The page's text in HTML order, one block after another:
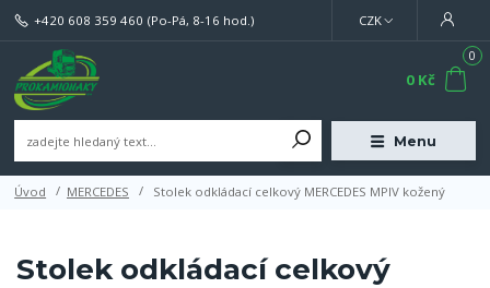
Menu
CZK
+420 608 359 460 (Po-Pá, 8-16 hod.)
0
0 Kč
Úvod MERCEDES Stolek odkládací celkový MERCEDES MPIV kožený
Stolek odkládací celkový